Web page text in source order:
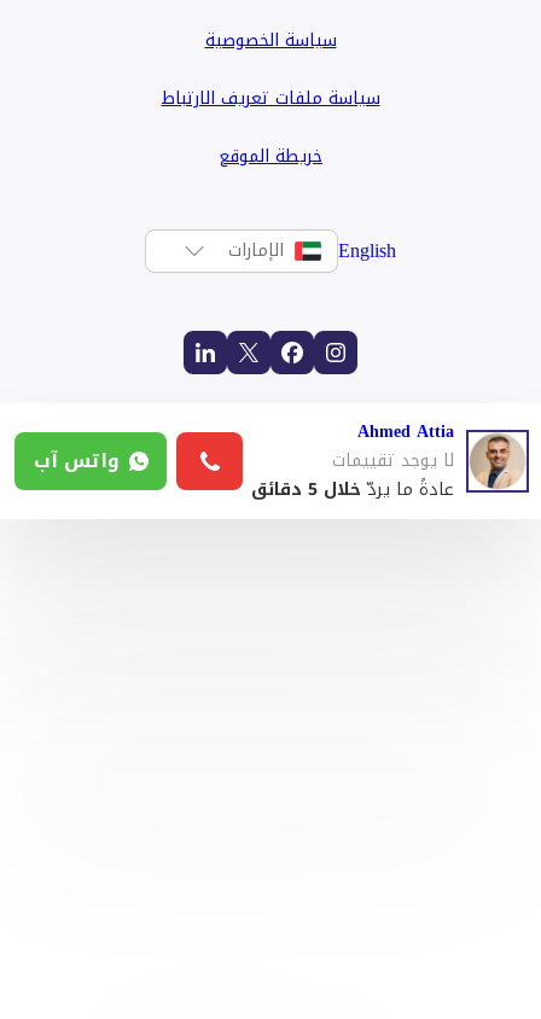
سياسة الخصوصية
سياسة ملفات تعريف الارتباط
خريطة الموقع
English الإمارات
Ahmed Attia
لا يوجد تقييمات
عادةً ما يردّخلال 5 دقائق
واتس آب